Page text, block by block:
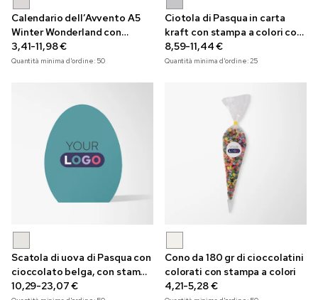
Calendario dell’Avvento A5
Winter Wonderland con
cioccolatini e stampa a colori
3,41-11,98 €
Quantità minima d'ordine: 50
Ciotola di Pasqua in carta
kraft con stampa a colori con
uova di Pasqua pralinate
8,59-11,44 €
Quantità minima d'ordine:25
Scatola di uova di Pasqua con
cioccolato belga, con stampa
a colori
10,29-23,07 €
Cono da 180 gr di cioccolatini
colorati con stampa a colori
4,21-5,28 €